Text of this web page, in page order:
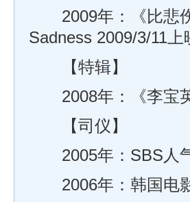
2009年：《比悲伤
Sadness 2009/3/11上
【特辑】
2008年：《李宝英
【司仪】
2005年：SBS人
2006年：韩国电